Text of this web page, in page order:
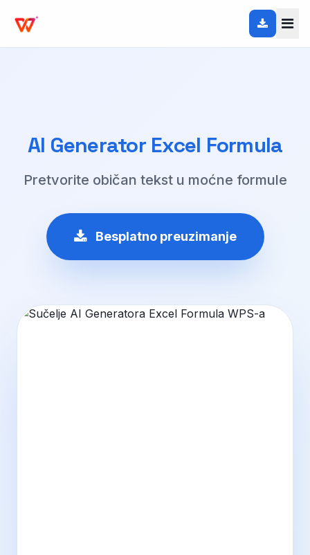
AI Generator Excel Formula
Pretvorite običan tekst u moćne formule
Besplatno preuzimanje